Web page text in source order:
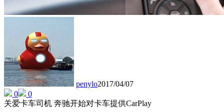
penylo2017/04/07
0
0
关爱卡车司机 奔驰开始对卡车提供CarPlay